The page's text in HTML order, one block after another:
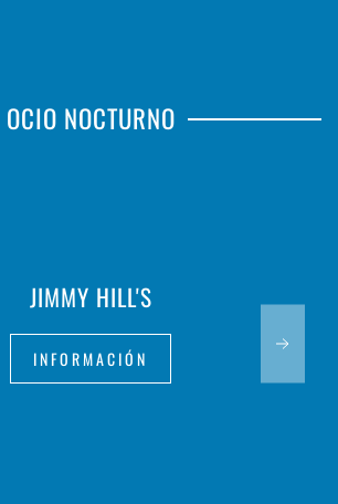
OCIO NOCTURNO
JIMMY HILL'S
INFORMACIÓN